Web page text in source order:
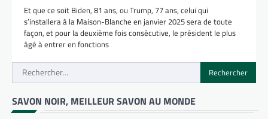
Et que ce soit Biden, 81 ans, ou Trump, 77 ans, celui qui
s’installera à la Maison-Blanche en janvier 2025 sera de toute
façon, et pour la deuxième fois consécutive, le président le plus
âgé à entrer en fonctions
Rechercher :
SAVON NOIR, MEILLEUR SAVON AU MONDE